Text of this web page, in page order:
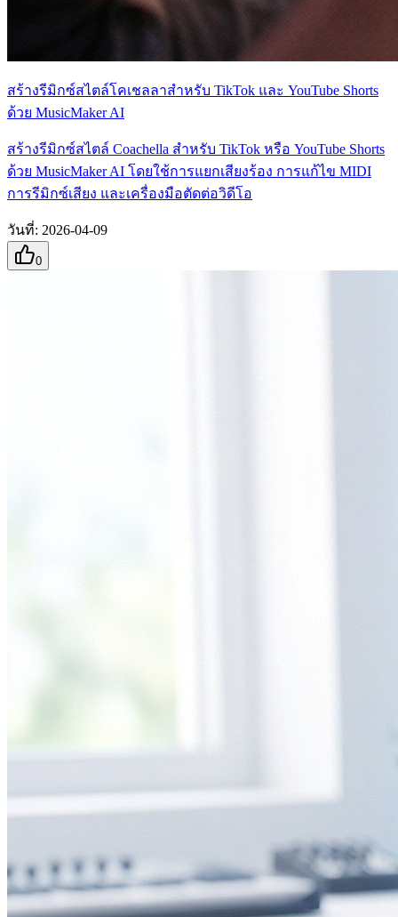
สร้างรีมิกซ์สไตล์โคเชลลาสำหรับ TikTok และ YouTube Shorts
ด้วย MusicMaker AI
สร้างรีมิกซ์สไตล์ Coachella สำหรับ TikTok หรือ YouTube Shorts
ด้วย MusicMaker AI โดยใช้การแยกเสียงร้อง การแก้ไข MIDI
การรีมิกซ์เสียง และเครื่องมือตัดต่อวิดีโอ
วันที่: 2026-04-09
0